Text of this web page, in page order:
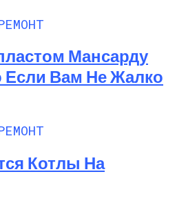
Мансарду
Вам Не Жалко
Котлы На